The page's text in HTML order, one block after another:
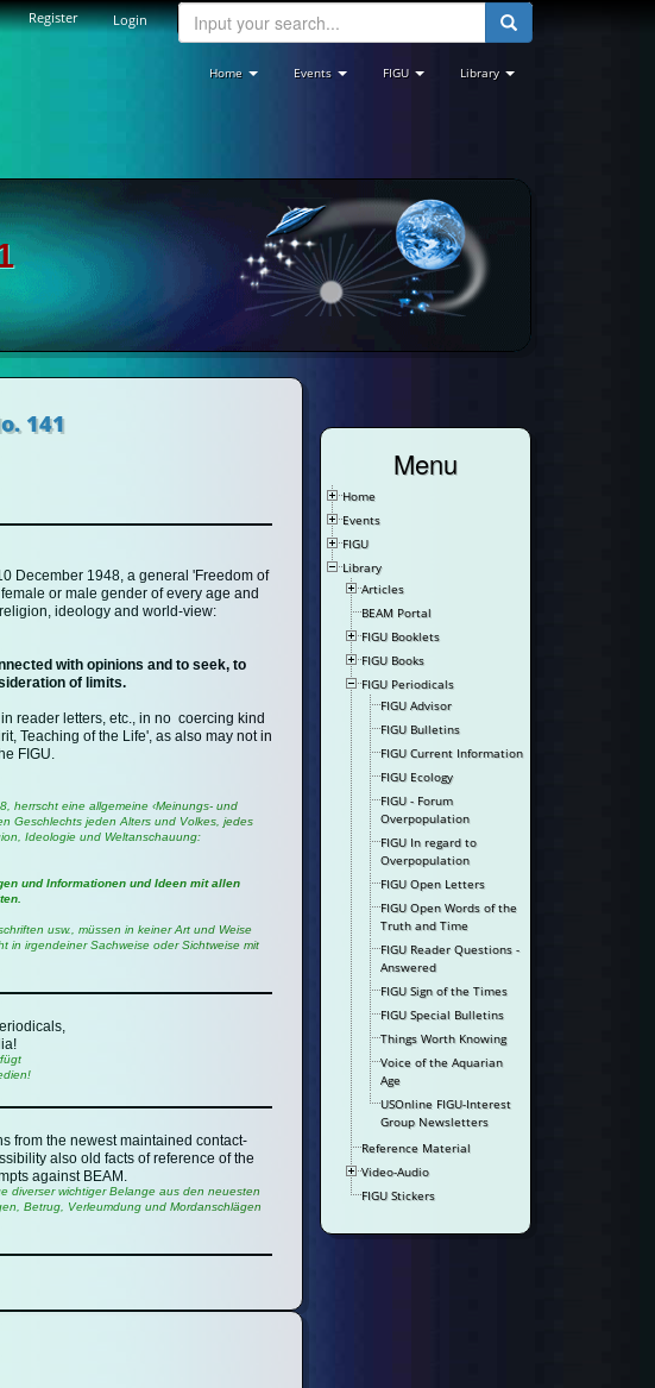
Login
Register
Home Events FIGU Library
141
December 1948, a general 'Freedom of
or male gender of every age and
ideology and world-view:
with opinions and to seek, to
of limits.
reader letters, etc., in no coercing kind
Teaching of the Life', as also may not in
FIGU.
herrscht eine allgemeine ‹Meinungs- und
Geschlechts jeden Alters und Volkes, jedes
Ideologie und Weltanschauung:
und Informationen und Ideen mit allen
usw., müssen in keiner Art und Weise
in irgendeiner Sachweise oder Sichtweise mit
from the newest maintained contact-
also old facts of reference of the
against BEAM.
diverser wichtiger Belange aus den neuesten
Betrug, Verleumdung und Mordanschlägen
Menu
Home
Events
FIGU
Library
Articles
BEAM Portal
FIGU Booklets
FIGU Books
FIGU Periodicals
FIGU Advisor
FIGU Bulletins
FIGU Current Information
FIGU Ecology
FIGU - Forum
Overpopulation
FIGU In regard to
Overpopulation
FIGU Open Letters
FIGU Open Words of the
Truth and Time
FIGU Reader Questions -
Answered
FIGU Sign of the Times
FIGU Special Bulletins
Things Worth Knowing
Voice of the Aquarian
Age
USOnline FIGU-Interest
Group Newsletters
Reference Material
Video-Audio
FIGU Stickers